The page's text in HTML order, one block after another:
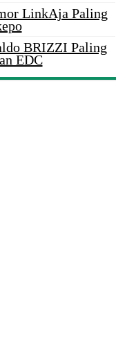
LinkAja Paling
BRIZZI Paling
EDC